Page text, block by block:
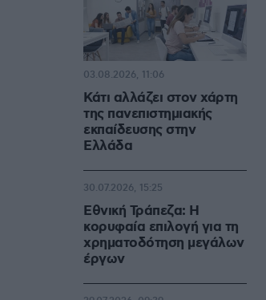
Κάτι αλλάζει στον χάρτη
της πανεπιστημιακής
εκπαίδευσης στην
Ελλάδα
03.08.2026, 11:06
Εθνική Τράπεζα: Η
κορυφαία επιλογή για τη
χρηματοδότηση μεγάλων
έργων
30.07.2026, 15:25